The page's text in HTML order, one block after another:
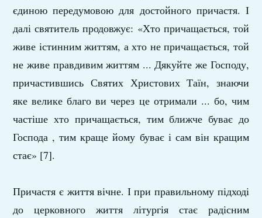
єдиною передумовою для достойного причастя. І
далі святитель продовжує: «Хто причащається, той
живе істинним життям, а хто не причащається, той
не живе правдивим життям ... Дякуйте же Господу,
причастившись Святих Христових Таїн, знаючи
яке велике благо ви через це отримали ... бо, чим
частіше хто причащається, тим ближче буває до
Господа , тим краще йому буває і сам він кращим
стає» [7].
Причастя є життя вічне. І при правильному підході
до церковного життя літургія стає радісним